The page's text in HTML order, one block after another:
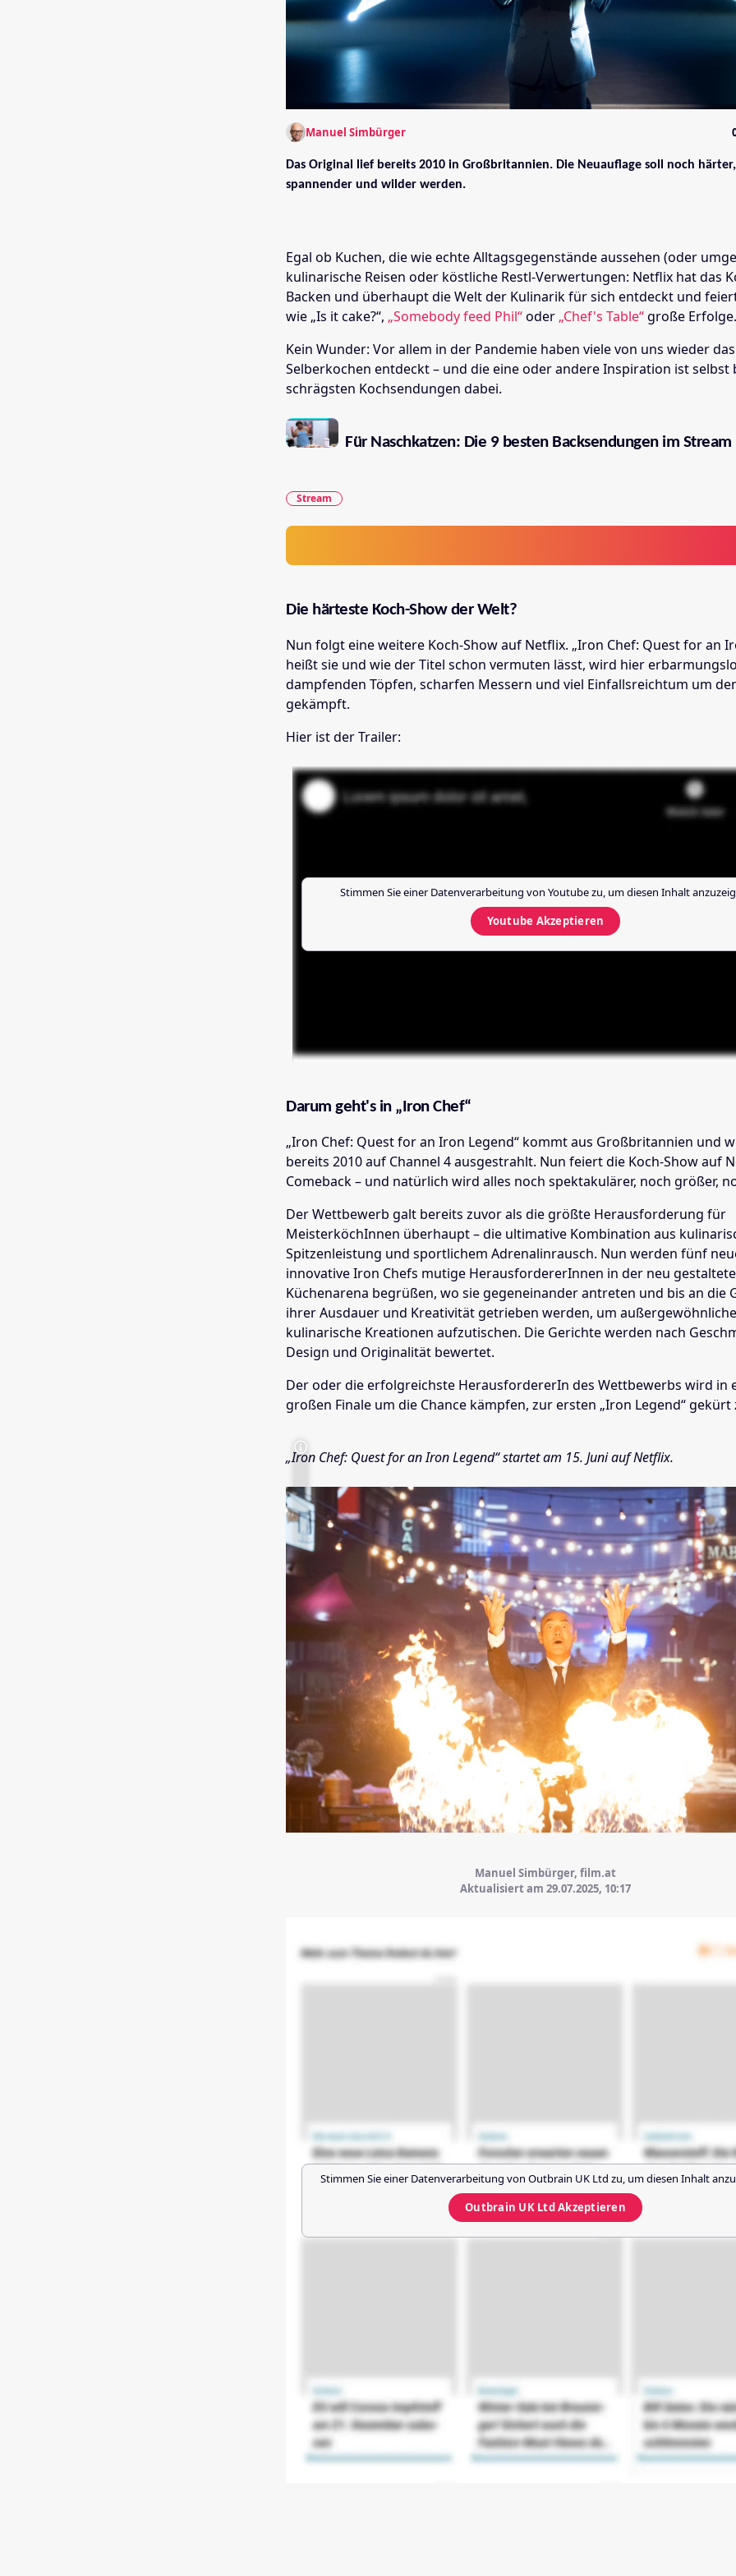
Manuel Simbürger
Das Original lief bereits 2010 in Großbritannien. Die Neuauflage soll noch härter,
spannender und wilder werden.
Egal ob Kuchen, die wie echte Alltagsgegenstände aussehen (oder
kulinarische Reisen oder köstliche Restl-Verwertungen: Netflix hat das
Backen und überhaupt die Welt der Kulinarik für sich entdeckt und
wie „Is it cake?“, „Somebody feed Phil“oder „Chef's Table“große Erfolge.
Kein Wunder: Vor allem in der Pandemie haben viele von uns wieder das
Selberkochen entdeckt – und die eine oder andere Inspiration ist selbst
schrägsten Kochsendungen dabei.
Für Naschkatzen: Die 9 besten Backsendungen im Stream
Stream
Die härteste Koch-Show der Welt?
Nun folgt eine weitere Koch-Show auf Netflix. „Iron Chef: Quest for an
heißt sie und wie der Titel schon vermuten lässt, wird hier
dampfenden Töpfen, scharfen Messern und viel Einfallsreichtum um
gekämpft.
Hier ist der Trailer:
Stimmen Sie einer Datenverarbeitung von Youtubezu, um diesen Inhalt
Youtube Akzeptieren
Darum geht's in „Iron Chef“
„Iron Chef: Quest for an Iron Legend“ kommt aus Großbritannien und
bereits 2010 auf Channel 4 ausgestrahlt. Nun feiert die Koch-Show auf
Comeback – und natürlich wird alles noch spektakulärer, noch größer,
Der Wettbewerb galt bereits zuvor als die größte Herausforderung für
MeisterköchInnen überhaupt – die ultimative Kombination aus
Spitzenleistung und sportlichem Adrenalinrausch. Nun werden fünf
innovative Iron Chefs mutige HerausfordererInnen in der neu
Küchenarena begrüßen, wo sie gegeneinander antreten und bis an die
ihrer Ausdauer und Kreativität getrieben werden, um außergewöhnliche
kulinarische Kreationen aufzutischen. Die Gerichte werden nach
Design und Originalität bewertet.
Der oder die erfolgreichste HerausfordererIn des Wettbewerbs wird in
großen Finale um die Chance kämpfen, zur ersten „Iron Legend“
„Iron Chef: Quest for an Iron Legend“ startet am 15. Juni auf Netflix.
Manuel Simbürger, film.at
Aktualisiert am 29.07.2025, 10:17
Stimmen Sie einer Datenverarbeitung von Outbrain UK Ltd zu, um diesen Inhalt
Outbrain UK LtdAkzeptieren